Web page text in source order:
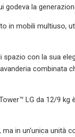
la
in mobili multiuso,
con la sua
combinata
LG da 12/9 kg
in un'unica unità